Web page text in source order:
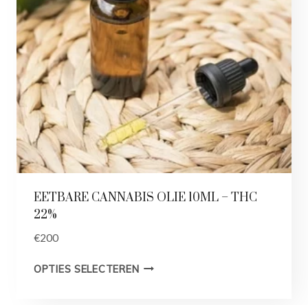
EETBARE CANNABIS OLIE 10ML – THC
22%
€200
OPTIES SELECTEREN